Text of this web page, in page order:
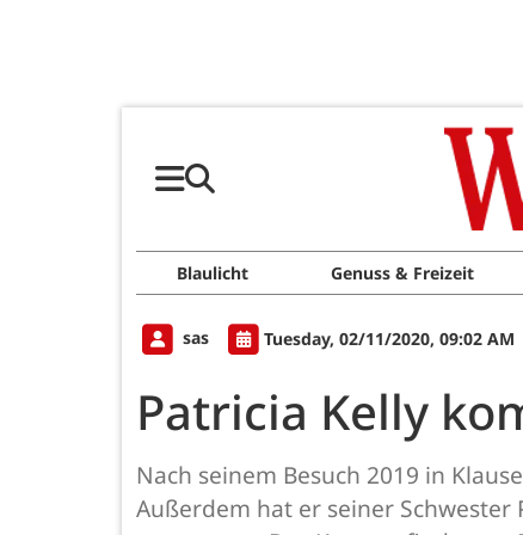
Blaulicht Genuss & Freizeit
sas Tuesday, 02/11/2020, 09:02 AM
Patricia Kelly
Nach seinem Besuch 2019 in
Außerdem hat er seiner